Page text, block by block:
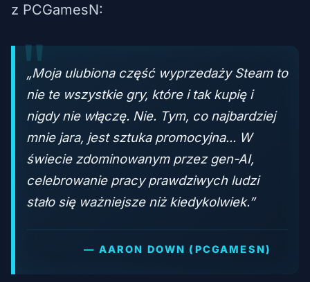
z PCGamesN:
„Moja ulubiona część wyprzedaży Steam to
nie te wszystkie gry, które i tak kupię i
nigdy nie włączę. Nie. Tym, co najbardziej
mnie jara, jest sztuka promocyjna... W
świecie zdominowanym przez gen-AI,
celebrowanie pracy prawdziwych ludzi
stało się ważniejsze niż kiedykolwiek.”
— AARON DOWN (PCGAMESN)